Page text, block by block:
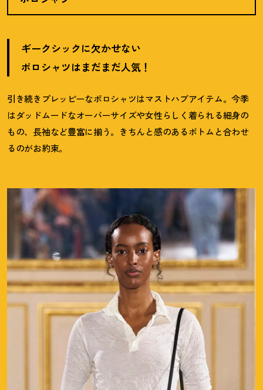
ギークシックに欠かせない
ポロシャツはまだまだ人気 ！
引き続きプレッピーなポロシャツはマストハブアイテム。今季
はダッドムードなオーバーサイズや女性らしく着られる細身の
もの、長袖など豊富に揃う。きちんと感のあるボトムと合わせ
るのがお約束。